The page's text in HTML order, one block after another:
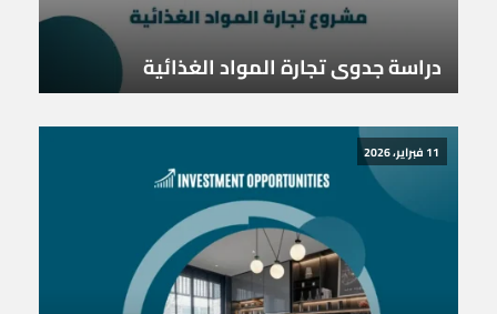
دراسة جدوى تجارة المواد الغذائية
11 فبراير، 2026